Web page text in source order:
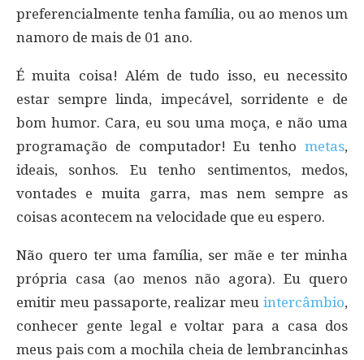
preferencialmente tenha família, ou ao menos um
namoro de mais de 01 ano.
É muita coisa! Além de tudo isso, eu necessito
estar sempre linda, impecável, sorridente e de
bom humor. Cara, eu sou uma moça, e não uma
programação de computador! Eu tenho metas,
ideais, sonhos. Eu tenho sentimentos, medos,
vontades e muita garra, mas nem sempre as
coisas acontecem na velocidade que eu espero.
Não quero ter uma família, ser mãe e ter minha
própria casa (ao menos não agora). Eu quero
emitir meu passaporte, realizar meu intercâmbio,
conhecer gente legal e voltar para a casa dos
meus pais com a mochila cheia de lembrancinhas